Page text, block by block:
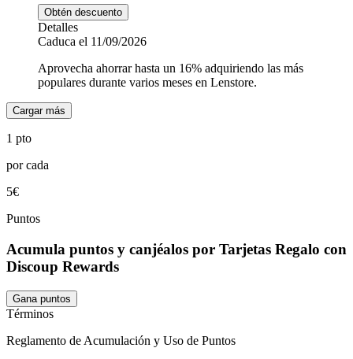
Obtén descuento
Detalles
Caduca el 11/09/2026
Aprovecha ahorrar hasta un 16% adquiriendo las más
populares durante varios meses en Lenstore.
Cargar más
1 pto
por cada
5€
Puntos
Acumula puntos y canjéalos por Tarjetas Regalo con
Discoup Rewards
Gana puntos
Términos
Reglamento de Acumulación y Uso de Puntos